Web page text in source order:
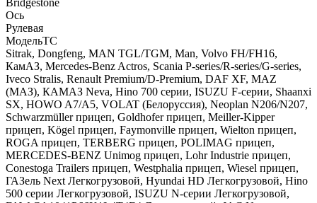
Ось
Рулевая
МодельТС
Sitrak, Dongfeng, MAN TGL/TGM, Man, Volvo FH/FH16,
КамАЗ, Mercedes-Benz Actros, Scania P-series/R-series/G-series,
Iveco Stralis, Renault Premium/D-Premium, DAF XF, MAZ
(МАЗ), КАМАЗ Neva, Hino 700 серии, ISUZU F-серии, Shaanxi
SX, HOWO A7/A5, VOLAT (Белоруссия), Neoplan N206/N207,
Schwarzmüller прицеп, Goldhofer прицеп, Meiller-Kipper
прицеп, Kögel прицеп, Faymonville прицеп, Wielton прицеп,
ROGA прицеп, TERBERG прицеп, POLIMAG прицеп,
MERCEDES-BENZ Unimog прицеп, Lohr Industrie прицеп,
Conestoga Trailers прицеп, Westphalia прицеп, Wiesel прицеп,
ГАЗель Next Легкогрузовой, Hyundai HD Легкогрузовой, Hino
500 серии Легкогрузовой, ISUZU N-серии Легкогрузовой,